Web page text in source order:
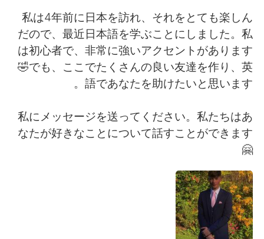
私は4年前に日本を訪れ、それをとても楽しん
だので、最近日本語を学ぶことにしました。私
は初心者で、非常に強いアクセントがあります
🤣でも、ここでたくさんの良い友達を作り、英
語であなたを助けたいと思います。
私にメッセージを送ってください。私たちはあ
なたが好きなことについて話すことができます
🤗